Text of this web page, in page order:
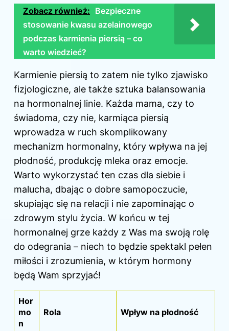
Zobacz również: Bezpieczne
stosowanie kwasu azelainowego
podczas karmienia piersią – co
warto wiedzieć?
Karmienie piersią to zatem nie tylko zjawisko
fizjologiczne, ale także sztuka balansowania
na hormonalnej linie. Każda mama, czy to
świadoma, czy nie, karmiąca piersią
wprowadza w ruch skomplikowany
mechanizm hormonalny, który wpływa na jej
płodność, produkcję mleka oraz emocje.
Warto wykorzystać ten czas dla siebie i
malucha, dbając o dobre samopoczucie,
skupiając się na relacji i nie zapominając o
zdrowym stylu życia. W końcu w tej
hormonalnej grze każdy z Was ma swoją rolę
do odegrania – niech to będzie spektakl pełen
miłości i zrozumienia, w którym hormony
będą Wam sprzyjać!
Hor
mo
n
Rola Wpływ na płodność